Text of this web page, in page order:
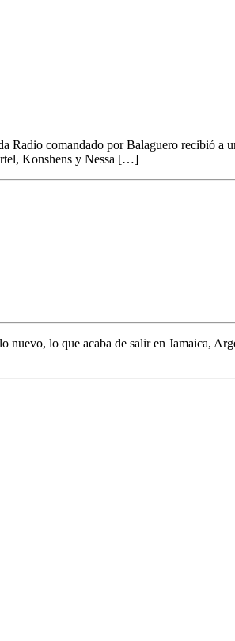
Radio comandado por Balaguero recibió a
Konshens y Nessa […]
nuevo, lo que acaba de salir en Jamaica,